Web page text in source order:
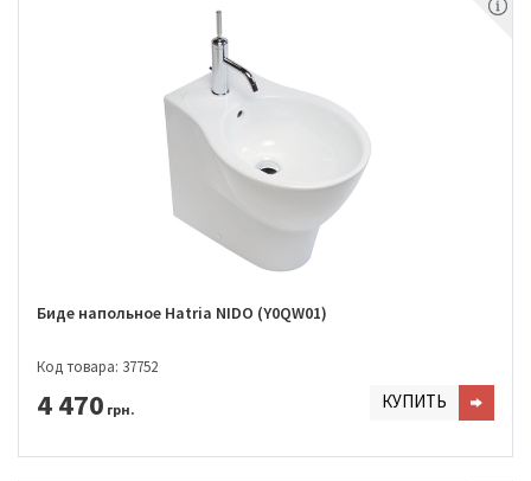
Биде напольное Hatria NIDO (Y0QW01)
Код товара: 37752
4 470 грн. КУПИТЬ